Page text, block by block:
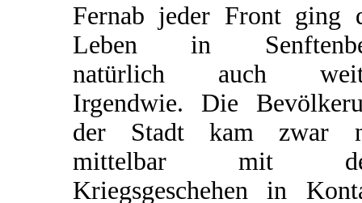
Fernab jeder Front ging
Leben in
natürlich auch
Irgendwie. Die
der Stadt kam zwar
mittelbar mit
Kriegsgeschehen in